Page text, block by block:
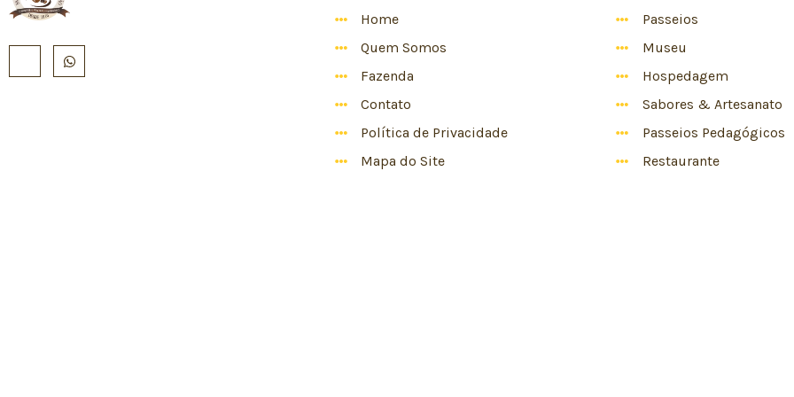
Home
Quem Somos
Fazenda
Contato
Política de Privacidade
Mapa do Site
Passeios
Museu
Hospedagem
Sabores & Artesanato
Passeios Pedagógicos
Restaurante